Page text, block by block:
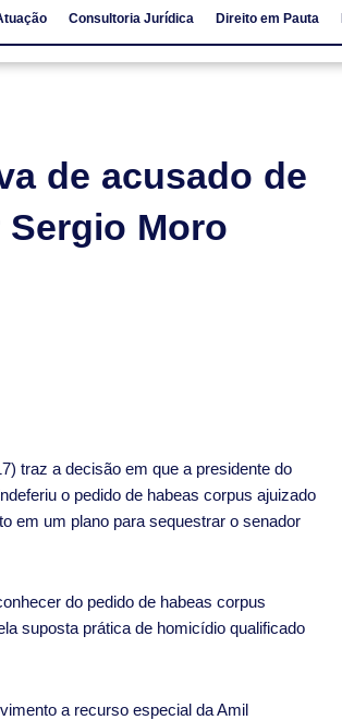
Consultoria Jurídica Direito em Pauta
de acusado de
Moro
traz a decisão em que a presidente do
o pedido de habeas corpus ajuizado
em um plano para sequestrar o senador
do pedido de habeas corpus
suposta prática de homicídio qualificado
a recurso especial da Amil